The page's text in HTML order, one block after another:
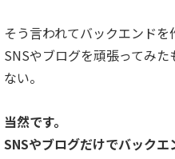
そう言われてバックエンドを
SNSやブログを頑張ってみ
ない。
当然です。
SNSやブログだけでバック